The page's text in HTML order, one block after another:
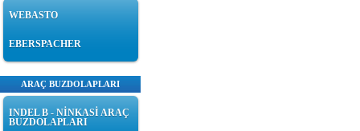
WEBASTO
EBERSPACHER
ARAÇ BUZDOLAPLARI
INDEL B - NİNKASİ ARAÇ
BUZDOLAPLARI